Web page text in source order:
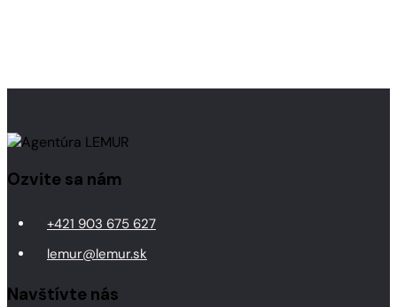
Ozvite sa nám
+421 903 675 627
lemur@lemur.sk
Navštívte nás